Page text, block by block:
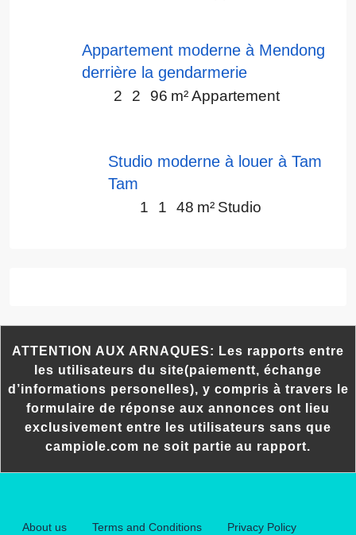
Appartement moderne à Mendong
derrière la gendarmerie
2 2 96 m²Appartement
Studio moderne à louer à Tam
Tam
1 1 48 m² Studio
ATTENTION AUX ARNAQUES: Les rapports entre
les utilisateurs du site(paiementt, échange
d’informations personelles), y compris à travers le
formulaire de réponse aux annonces ont lieu
exclusivement entre les utilisateurs sans que
campiole.com ne soit partie au rapport.
About us Terms and Conditions Privacy Policy